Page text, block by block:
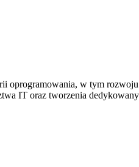
oprogramowania, w tym
IT oraz tworzenia